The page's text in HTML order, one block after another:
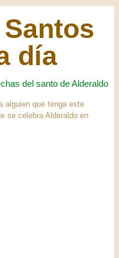
día
del santo de Alderaldo
alguien que tenga este
se celebra Alderaldo en